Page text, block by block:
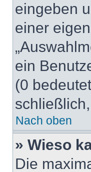
eingeben
einer
ein
(0
Nach oben
» Wieso
Die